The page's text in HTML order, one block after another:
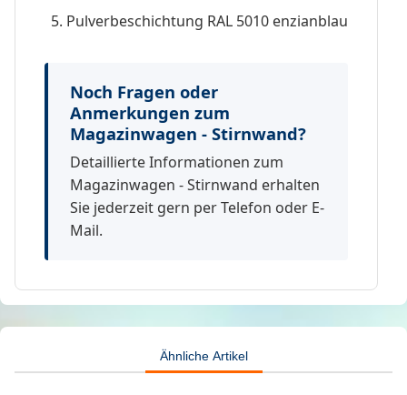
Pulverbeschichtung RAL 5010 enzianblau
Noch Fragen oder
Anmerkungen zum
Magazinwagen - Stirnwand?
Detaillierte Informationen zum
Magazinwagen - Stirnwand erhalten
Sie jederzeit gern per Telefon oder E-
Mail.
Ähnliche Artikel